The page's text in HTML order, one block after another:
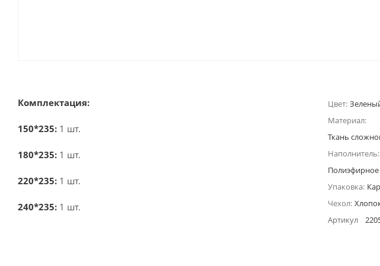
Комплектация:
150*235: 1 шт.
180*235: 1 шт.
220*235: 1 шт.
240*235: 1 шт.
Цвет:
Материал:
Ткань
Наполнитель:
Полиэфирное
Упаковка:
Чехол:
Артикул